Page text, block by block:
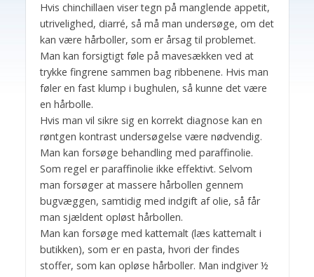
Hvis chinchillaen viser tegn på manglende appetit,
utrivelighed, diarré, så må man undersøge, om det
kan være hårboller, som er årsag til problemet.
Man kan forsigtigt føle på mavesækken ved at
trykke fingrene sammen bag ribbenene. Hvis man
føler en fast klump i bughulen, så kunne det være
en hårbolle.
Hvis man vil sikre sig en korrekt diagnose kan en
røntgen kontrast undersøgelse være nødvendig.
Man kan forsøge behandling med paraffinolie.
Som regel er paraffinolie ikke effektivt. Selvom
man forsøger at massere hårbollen gennem
bugvæggen, samtidig med indgift af olie, så får
man sjældent opløst hårbollen.
Man kan forsøge med kattemalt (læs kattemalt i
butikken), som er en pasta, hvori der findes
stoffer, som kan opløse hårboller. Man indgiver ½